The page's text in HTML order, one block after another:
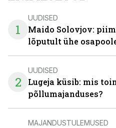
1
UUDISED
Maido Solovjov:
lõputult ühe
2
UUDISED
Lugeja küsib: mis
põllumajanduses?
MAJANDUSTULEMUSED